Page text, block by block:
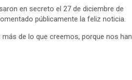
en secreto el 27 de diciembre de
públicamente la feliz noticia.
de lo que creemos, porque nos han